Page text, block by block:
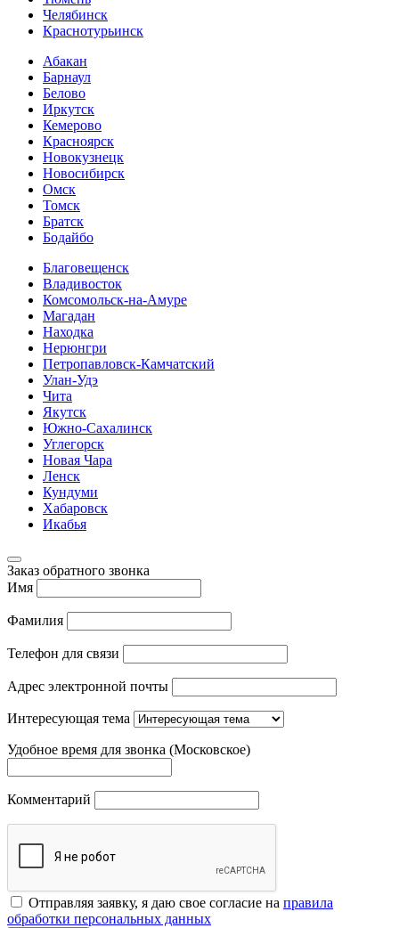
Челябинск
Краснотурьинск
Абакан
Барнаул
Белово
Иркутск
Кемерово
Красноярск
Новокузнецк
Новосибирск
Омск
Томск
Братск
Бодайбо
Благовещенск
Владивосток
Комсомольск-на-Амуре
Магадан
Находка
Нерюнгри
Петропавловск-Камчатский
Улан-Удэ
Чита
Якутск
Южно-Сахалинск
Углегорск
Новая Чара
Ленск
Кундуми
Хабаровск
Икабья
Заказ обратного звонка
Имя
Фамилия
Телефон для связи
Адрес электронной почты
Интересующая тема
Удобное время для звонка (Московское)
Комментарий
Отправляя заявку, я даю свое согласие на правила
обработки персональных данных